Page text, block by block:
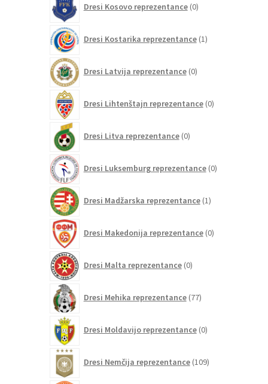
Dresi Kosovo reprezentance 0izdelkov
Dresi Kostarika reprezentance 1izdelek
Dresi Latvija reprezentance 0izdelkov
Dresi Lihtenštajn reprezentance 0izdelkov
Dresi Litva reprezentance 0izdelkov
Dresi Luksemburg reprezentance 0izdelkov
Dresi Madžarska reprezentance 1izdelek
Dresi Makedonija reprezentance 0izdelkov
Dresi Malta reprezentance 0izdelkov
Dresi Mehika reprezentance 77izdelkov
Dresi Moldavijo reprezentance 0izdelkov
Dresi Nemčija reprezentance 109izdelkov